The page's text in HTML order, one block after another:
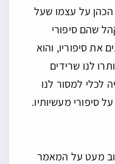
הכהן על עצמו שעל
שהם סיפורי
את סיפוריו, והוא
לנו שרידים
לכלי למסור לנו
סיפורי מעשיותיו.
מעט על המאמר